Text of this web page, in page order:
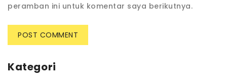
Kategori
peramban ini untuk komentar saya berikutnya.